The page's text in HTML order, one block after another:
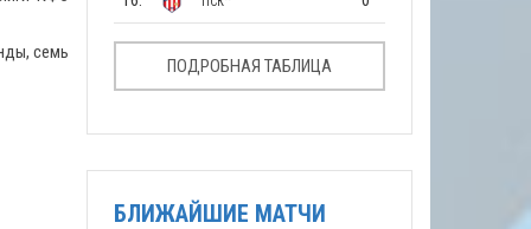
семь
ПОДРОБНАЯ ТАБЛИЦА
БЛИЖАЙШИЕ МАТЧИ